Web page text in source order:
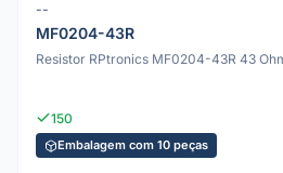
--
MF0204-43R
Resistor RPtronics MF0204-43R 43
150
Embalagem com 10 peças